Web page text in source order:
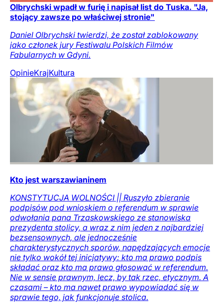
Olbrychski wpadł w furię i napisał list do Tuska. "Ja,
stojący zawsze po właściwej stronie"
Daniel Olbrychski twierdzi, że został zablokowany
jako członek jury Festiwalu Polskich Filmów
Fabularnych w Gdyni.
OpinieKrajKultura
Kto jest warszawianinem
KONSTYTUCJA WOLNOŚCI || Ruszyło zbieranie
podpisów pod wnioskiem o referendum w sprawie
odwołania pana Trzaskowskiego ze stanowiska
prezydenta stolicy, a wraz z nim jeden z najbardziej
bezsensownych, ale jednocześnie
charakterystycznych sporów, napędzających emocje
nie tylko wokół tej inicjatywy: kto ma prawo podpis
składać oraz kto ma prawo głosować w referendum.
Nie w sensie prawnym, lecz, by tak rzec, etycznym. A
czasami – kto ma nawet prawo wypowiadać się w
sprawie tego, jak funkcjonuje stolica.